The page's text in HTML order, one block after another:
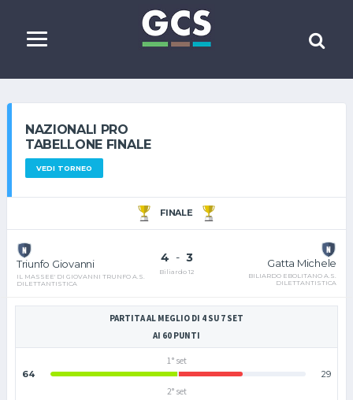
NAZIONALI PRO
TABELLONE FINALE
VEDI TORNEO
FINALE
Triunfo Giovanni
IL MASSEE' DI GIOVANNI TRUNFO A.S.
DILETTANTISTICA
4 - 3
Biliardo 12
Gatta Michele
BILIARDO EBOLITANO A.S.
DILETTANTISTICA
PARTITA AL MEGLIO DI 4 SU 7 SET
AI 60 PUNTI
1° set
64
29
2° set